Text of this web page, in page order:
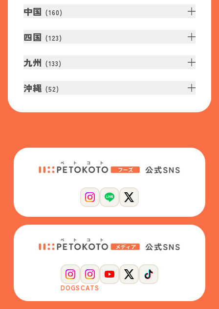
中国 (160)
四国 (123)
九州 (133)
沖縄 (52)
DOGSCATS